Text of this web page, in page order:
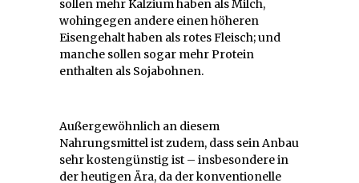
sollen mehr Kalzium haben als Milch,
wohingegen andere einen höheren
Eisengehalt haben als rotes Fleisch; und
manche sollen sogar mehr Protein
enthalten als Sojabohnen.
Außergewöhnlich an diesem
Nahrungsmittel ist zudem, dass sein Anbau
sehr kostengünstig ist – insbesondere in
der heutigen Ära, da der konventionelle